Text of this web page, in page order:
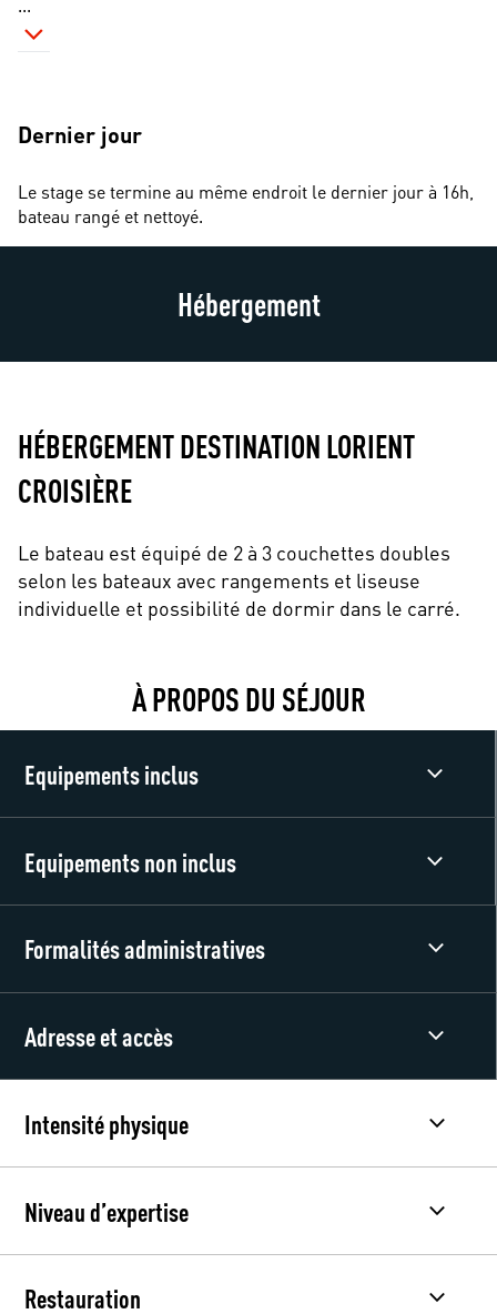
...
Dernier jour
Le stage se termine au même endroit le dernier jour à 16h,
bateau rangé et nettoyé.
Hébergement
HÉBERGEMENT DESTINATION LORIENT
CROISIÈRE
Le bateau est équipé de 2 à 3 couchettes doubles
selon les bateaux avec rangements et liseuse
individuelle et possibilité de dormir dans le carré.
À PROPOS DU SÉJOUR
Equipements inclus
Equipements non inclus
Formalités administratives
Adresse et accès
Intensité physique
Niveau d’expertise
Restauration